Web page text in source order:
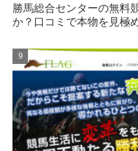
勝馬総合センターの無料
か？口コミで本物を見極